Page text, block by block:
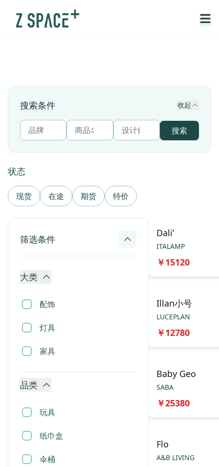
搜索条件 收起
搜索
状态
现货 在途 期货 特价
筛选条件
大类
配饰
灯具
家具
品类
玩具
纸巾盒
伞桶
Dali’
ITALAMP
￥15120
Illan小号
LUCEPLAN
￥12780
Baby Geo
SABA
￥25380
Flo
A&B LIVING